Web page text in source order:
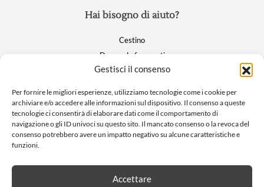
Gestisci il consenso
Per fornire le migliori esperienze, utilizziamo tecnologie come i cookie per
archiviare e/o accedere alle informazioni sul dispositivo. Il consenso a queste
tecnologie ci consentirà di elaborare dati come il comportamento di
navigazione o gli ID univoci su questo sito. Il mancato consenso o la revoca del
consenso potrebbero avere un impatto negativo su alcune caratteristiche e
funzioni.
Accettare
Hai bisogno di aiuto?
Cestino
Domande frequenti
Il mio account
Suivez nous
Newsletter